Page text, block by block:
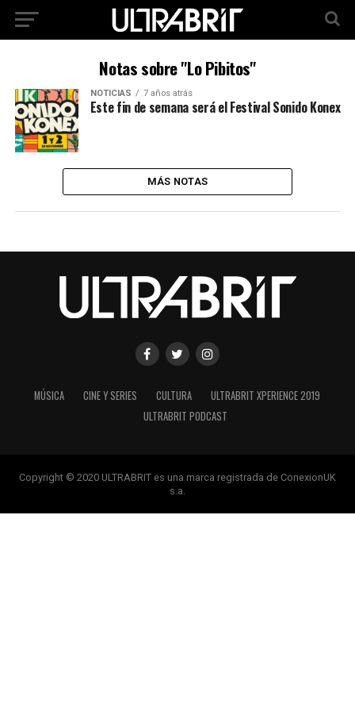
Notas sobre "Lo Pibitos"
NOTICIAS 7 años atrás
Este fin de semana será el Festival Sonido Konex
MÁS NOTAS
MÚSICA CINE Y SERIES CULTURA
ULTRABRIT XPERIENCE 2019
ULTRABRIT PODCAST
Copyright © 2020 ULTRABRIT es una marca registrada de ConexionUK
s.a.